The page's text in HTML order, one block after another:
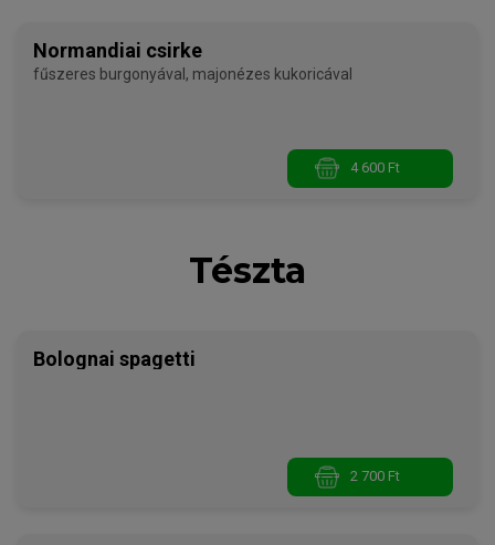
Normandiai csirke
fűszeres burgonyával, majonézes kukoricával
4 600 Ft
Tészta
Bolognai spagetti
2 700 Ft